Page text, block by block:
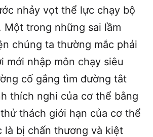
nhảy vọt thể lực chạy bộ
Một trong những sai lầm
chúng ta thường mắc phải
mới nhập môn chạy siêu
cố gắng tìm đường tắt
thích nghi của cơ thể bằng
thách giới hạn của cơ thể
là bị chấn thương và kiệt